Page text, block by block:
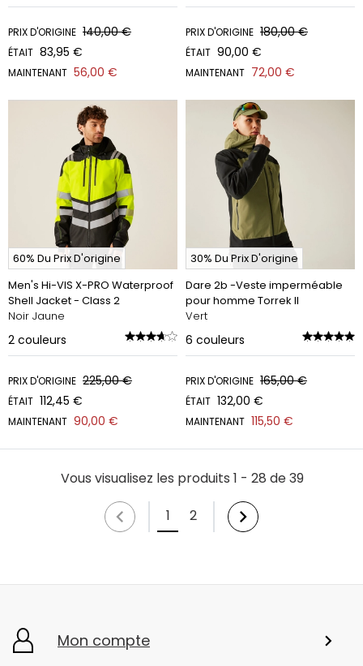
PRIX D'ORIGINE 140,00 €
ÉTAIT 83,95 €
MAINTENANT 56,00 €
PRIX D'ORIGINE 180,00 €
ÉTAIT 90,00 €
MAINTENANT 72,00 €
60% Du Prix D'origine
Men's Hi-VIS X-PRO Waterproof
Shell Jacket - Class 2
Noir Jaune
2 couleurs
PRIX D'ORIGINE 225,00 €
ÉTAIT 112,45 €
MAINTENANT 90,00 €
30% Du Prix D'origine
Dare 2b -Veste imperméable
pour homme Torrek II
Vert
6 couleurs
PRIX D'ORIGINE 165,00 €
ÉTAIT 132,00 €
MAINTENANT 115,50 €
Vous visualisez les produits 1 - 28 de 39
1
2
Mon compte